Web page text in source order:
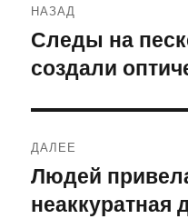
по
записям
НАЗАД
Предыдущая
запись:
Следы на
создали
ДАЛЕЕ
Следующая
запись:
Людей
неаккуратная